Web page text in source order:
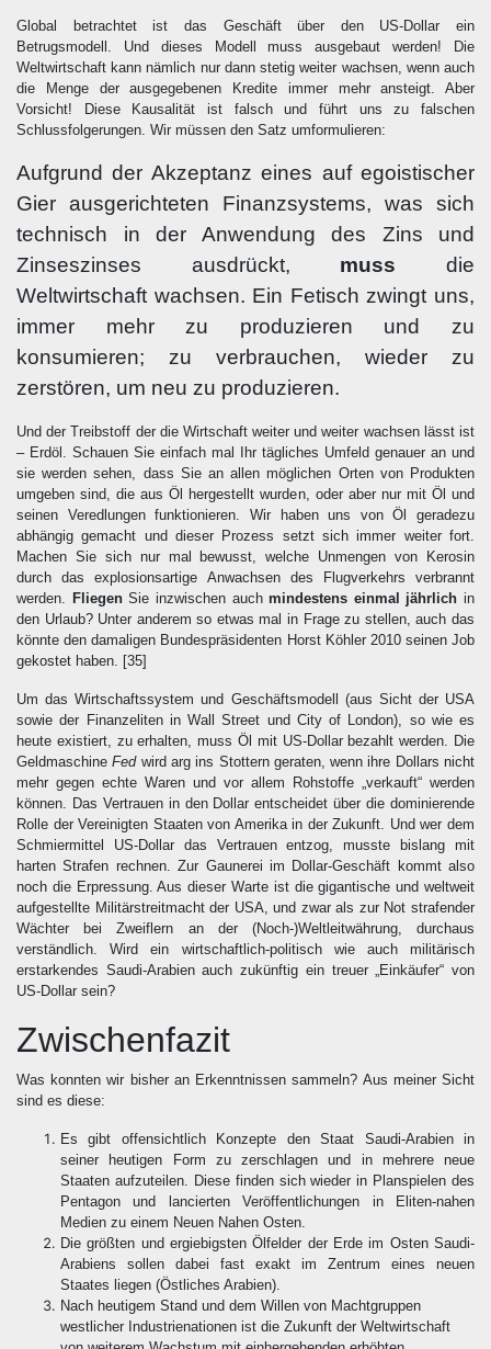
Global betrachtet ist das Geschäft über den US-Dollar ein
Betrugsmodell. Und dieses Modell muss ausgebaut werden! Die
Weltwirtschaft kann nämlich nur dann stetig weiter wachsen, wenn auch
die Menge der ausgegebenen Kredite immer mehr ansteigt. Aber
Vorsicht! Diese Kausalität ist falsch und führt uns zu falschen
Schlussfolgerungen. Wir müssen den Satz umformulieren:
Aufgrund der Akzeptanz eines auf egoistischer
Gier ausgerichteten Finanzsystems, was sich
technisch in der Anwendung des Zins und
Zinseszinses ausdrückt, muss die
Weltwirtschaft wachsen. Ein Fetisch zwingt uns,
immer mehr zu produzieren und zu
konsumieren; zu verbrauchen, wieder zu
zerstören, um neu zu produzieren.
Und der Treibstoff der die Wirtschaft weiter und weiter wachsen lässt ist
– Erdöl. Schauen Sie einfach mal Ihr tägliches Umfeld genauer an und
sie werden sehen, dass Sie an allen möglichen Orten von Produkten
umgeben sind, die aus Öl hergestellt wurden, oder aber nur mit Öl und
seinen Veredlungen funktionieren. Wir haben uns von Öl geradezu
abhängig gemacht und dieser Prozess setzt sich immer weiter fort.
Machen Sie sich nur mal bewusst, welche Unmengen von Kerosin
durch das explosionsartige Anwachsen des Flugverkehrs verbrannt
werden. FliegenSie inzwischen auchmindestens einmal jährlich in
den Urlaub? Unter anderem so etwas mal in Frage zu stellen, auch das
könnte den damaligen Bundespräsidenten Horst Köhler 2010 seinen Job
gekostet haben. [35]
Um das Wirtschaftssystem und Geschäftsmodell (aus Sicht der USA
sowie der Finanzeliten in Wall Street und City of London), so wie es
heute existiert, zu erhalten, muss Öl mit US-Dollar bezahlt werden. Die
GeldmaschineFedwird arg ins Stottern geraten, wenn ihre Dollars nicht
mehr gegen echte Waren und vor allem Rohstoffe „verkauft“ werden
können. Das Vertrauen in den Dollar entscheidet über die dominierende
Rolle der Vereinigten Staaten von Amerika in der Zukunft. Und wer dem
Schmiermittel US-Dollar das Vertrauen entzog, musste bislang mit
harten Strafen rechnen. Zur Gaunerei im Dollar-Geschäft kommt also
noch die Erpressung. Aus dieser Warte ist die gigantische und weltweit
aufgestellte Militärstreitmacht der USA, und zwar als zur Not strafender
Wächter bei Zweiflern an der (Noch-)Weltleitwährung, durchaus
verständlich. Wird ein wirtschaftlich-politisch wie auch militärisch
erstarkendes Saudi-Arabien auch zukünftig ein treuer „Einkäufer“ von
US-Dollar sein?
Zwischenfazit
Was konnten wir bisher an Erkenntnissen sammeln? Aus meiner Sicht
sind es diese:
Es gibt offensichtlich Konzepte den Staat Saudi-Arabien in
seiner heutigen Form zu zerschlagen und in mehrere neue
Staaten aufzuteilen. Diese finden sich wieder in Planspielen des
Pentagon und lancierten Veröffentlichungen in Eliten-nahen
Medien zu einem Neuen Nahen Osten.
Die größten und ergiebigsten Ölfelder der Erde im Osten Saudi-
Arabiens sollen dabei fast exakt im Zentrum eines neuen
Staates liegen (Östliches Arabien).
Nach heutigem Stand und dem Willen von Machtgruppen
westlicher Industrienationen ist die Zukunft der Weltwirtschaft